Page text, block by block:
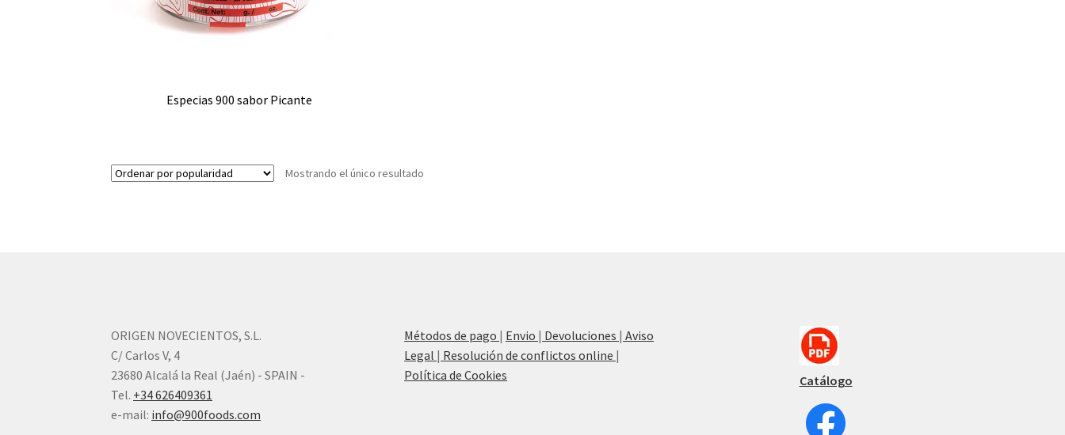
Especias 900 sabor Picante
Mostrando el único resultado
ORIGEN NOVECIENTOS, S.L.
C/ Carlos V, 4
23680 Alcalá la Real (Jaén) - SPAIN -
Tel. +34 626409361
e-mail: info@900foods.com
Métodos de pago | Envio | Devoluciones | Aviso
Legal | Resolución de conflictos online |
Política de Cookies
Catálogo